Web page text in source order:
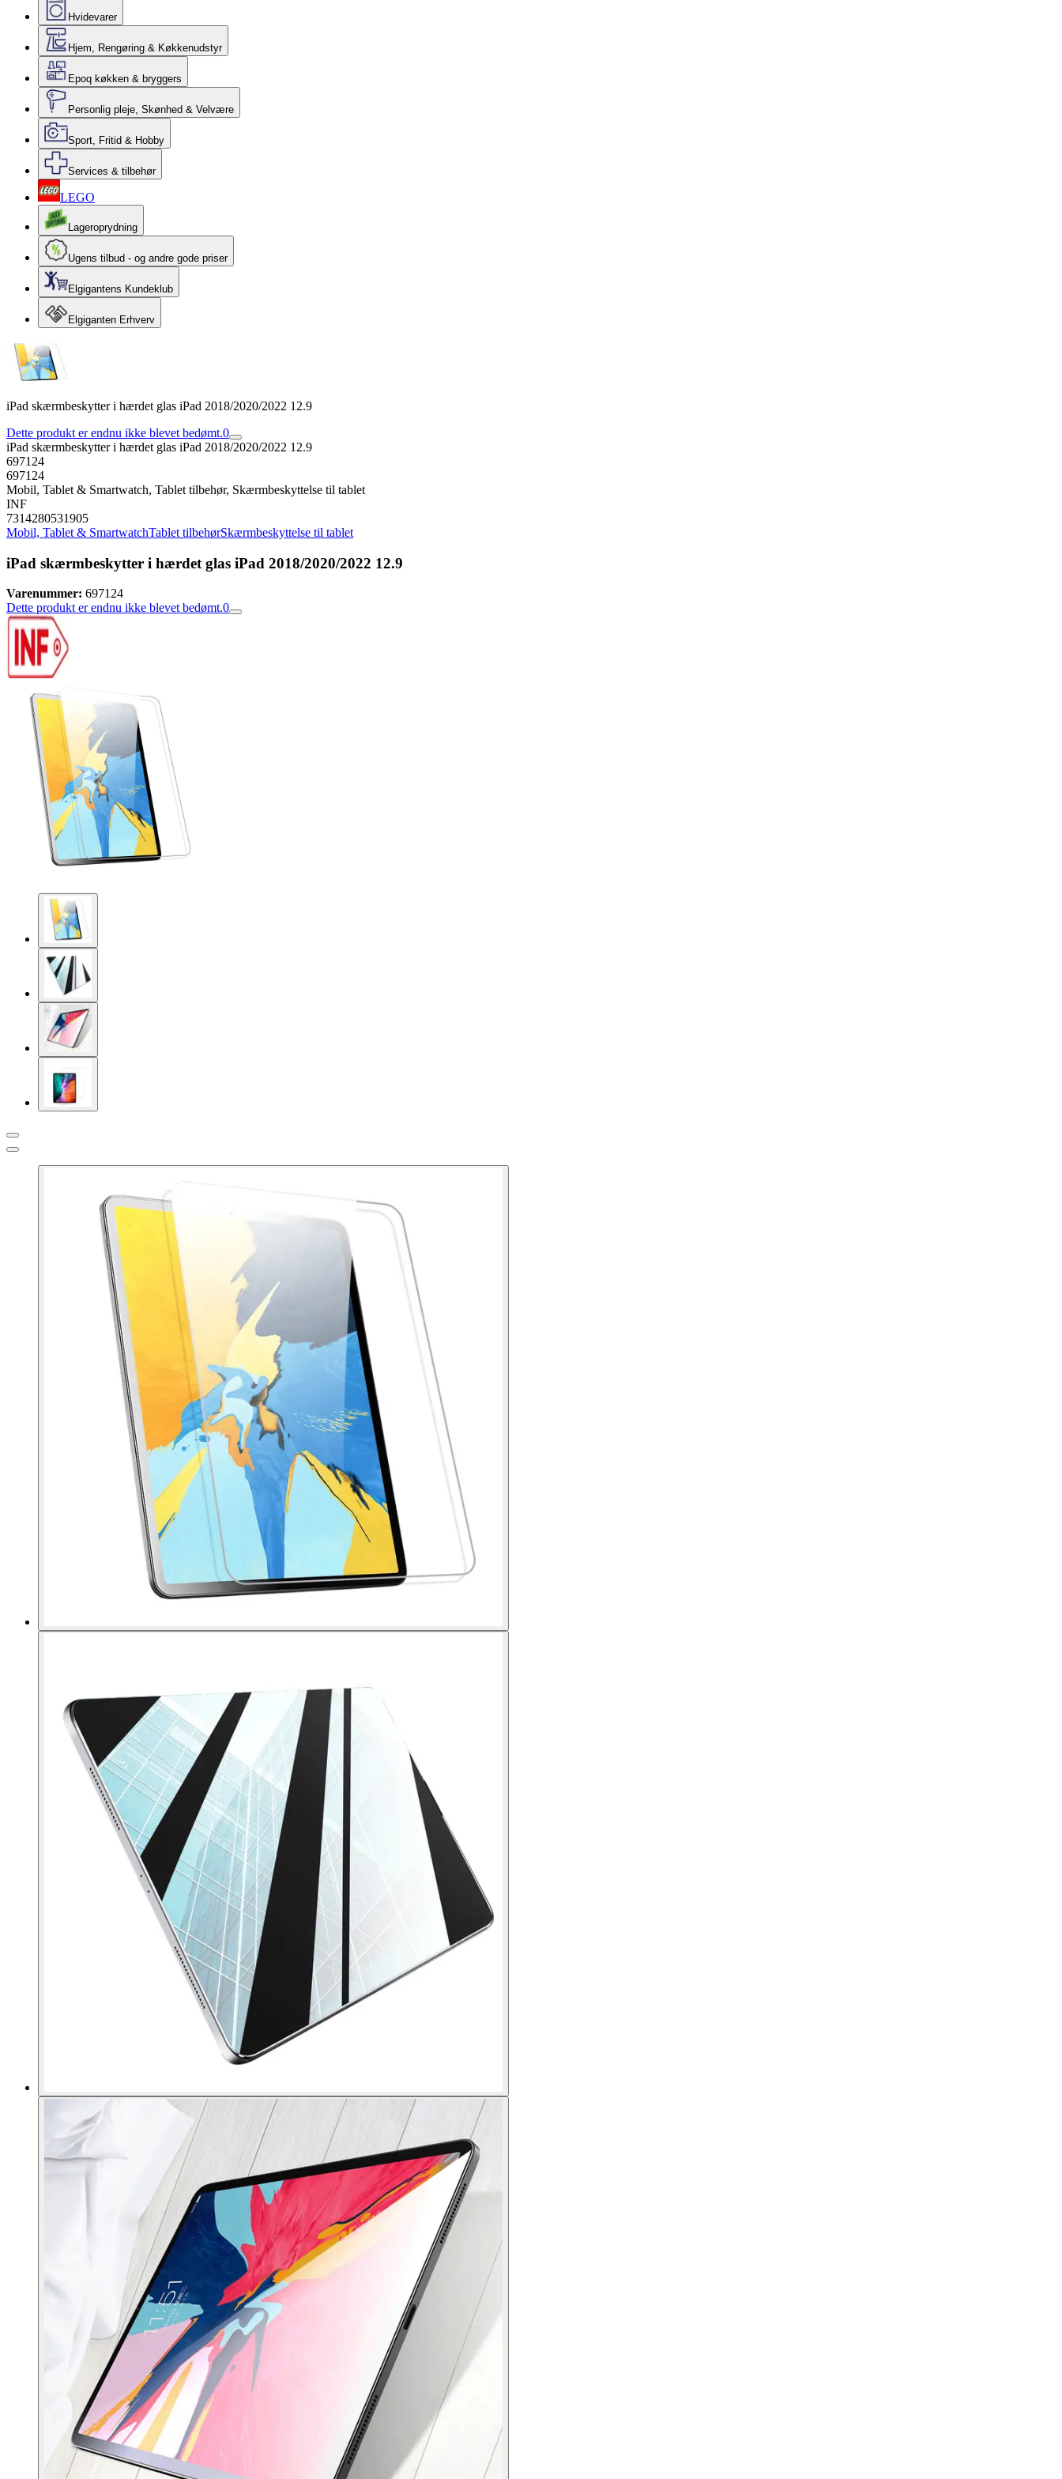
Hvidevarer
Hjem, Rengøring & Køkkenudstyr
Epoq køkken & bryggers
Personlig pleje, Skønhed & Velvære
Sport, Fritid & Hobby
Services & tilbehør
LEGO
Lageroprydning
Ugens tilbud - og andre gode priser
Elgigantens Kundeklub
Elgiganten Erhverv
iPad skærmbeskytter i hærdet glas iPad 2018/2020/2022 12.9
Dette produkt er endnu ikke blevet bedømt.0
iPad skærmbeskytter i hærdet glas iPad 2018/2020/2022 12.9
697124
697124
Mobil, Tablet & Smartwatch, Tablet tilbehør, Skærmbeskyttelse til tablet
INF
7314280531905
Mobil, Tablet & SmartwatchTablet tilbehørSkærmbeskyttelse til tablet
iPad skærmbeskytter i hærdet glas iPad 2018/2020/2022 12.9
Varenummer: 697124
Dette produkt er endnu ikke blevet bedømt.0